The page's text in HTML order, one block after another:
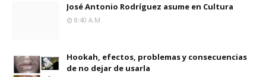
José Antonio Rodríguez asume en Cultura
8:40 A.m.
Hookah, efectos, problemas y consecuencias
de no dejar de usarla